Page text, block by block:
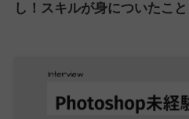
し！スキルが身についたこ